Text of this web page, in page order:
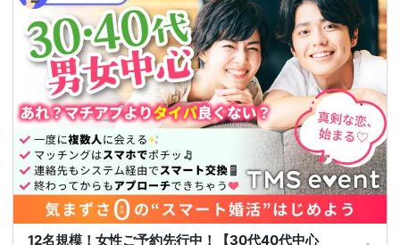
12名規模！女性ご予約先行中！【30代40代中心